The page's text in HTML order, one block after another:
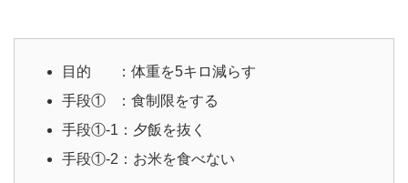
目的 ：体重を5キロ減らす
手段① ：食制限をする
手段①-1：夕飯を抜く
手段①-2：お米を食べない